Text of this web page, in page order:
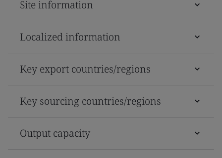
Site information
Localized information
Key export countries/regions
Key sourcing countries/regions
Output capacity